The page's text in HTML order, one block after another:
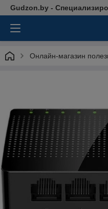
Gudzon.by -
Онлайн-магазин